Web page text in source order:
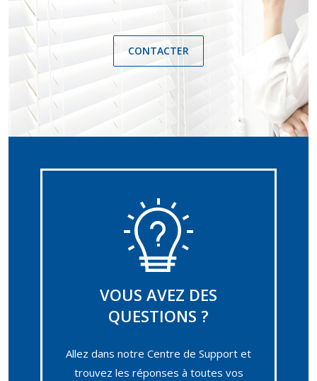
CONTACTER
VOUS AVEZ DES
QUESTIONS ?
Allez dans notre Centre de Support et
trouvez les réponses à toutes vos